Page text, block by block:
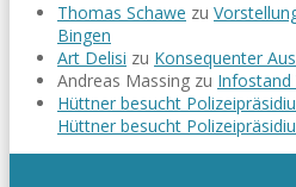
Thomas Schawe zu
Bingen
Art Delisi zu Konsequenter
Andreas Massing zu Infostand
Hüttner besucht
Hüttner besucht